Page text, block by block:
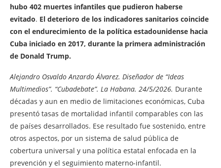
hubo 402 muertes infantiles que pudieron haberse
evitado. El deterioro de los indicadores sanitarios coincide
con el endurecimiento de la política estadounidense hacia
Cuba iniciado en 2017, durante la primera administración
de Donald Trump.
Alejandro Osvaldo Anzardo Álvarez. Diseñador de “Ideas
Multimedios”. “Cubadebate”. La Habana. 24/5/2026. Durante
décadas y aun en medio de limitaciones económicas, Cuba
presentó tasas de mortalidad infantil comparables con las
de países desarrollados. Ese resultado fue sostenido, entre
otros aspectos, por un sistema de salud pública de
cobertura universal y una política estatal enfocada en la
prevención y el seguimiento materno-infantil.